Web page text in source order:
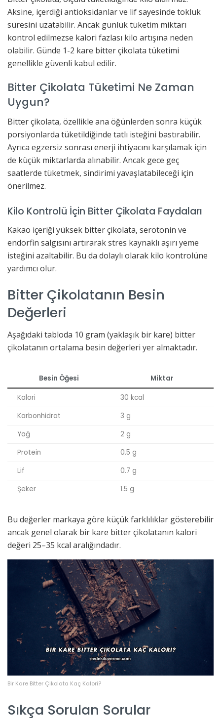
Aksine, içerdiği antioksidanlar ve lif sayesinde tokluk
süresini uzatabilir. Ancak günlük tüketim miktarı
kontrol edilmezse kalori fazlası kilo artışına neden
olabilir. Günde 1-2 kare bitter çikolata tüketimi
genellikle güvenli kabul edilir.
Bitter Çikolata Tüketimi Ne Zaman
Uygun?
Bitter çikolata, özellikle ana öğünlerden sonra küçük
porsiyonlarda tüketildiğinde tatlı isteğini bastırabilir.
Ayrıca egzersiz sonrası enerji ihtiyacını karşılamak için
de küçük miktarlarda alınabilir. Ancak gece geç
saatlerde tüketmek, sindirimi yavaşlatabileceği için
önerilmez.
Kilo Kontrolü İçin Bitter Çikolata Faydaları
Kakao içeriği yüksek bitter çikolata, serotonin ve
endorfin salgısını artırarak stres kaynaklı aşırı yeme
isteğini azaltabilir. Bu da dolaylı olarak kilo kontrolüne
yardımcı olur.
Bitter Çikolatanın Besin
Değerleri
Aşağıdaki tabloda 10 gram (yaklaşık bir kare) bitter
çikolatanın ortalama besin değerleri yer almaktadır.
Besin Öğesi Miktar
Kalori
30 kcal
Karbonhidrat
3 g
Yağ
2 g
Protein
0.5 g
Lif
0.7 g
Şeker
1.5 g
Bu değerler markaya göre küçük farklılıklar gösterebilir
ancak genel olarak bir kare bitter çikolatanın kalori
değeri 25–35 kcal aralığındadır.
Bir Kare Bitter Çikolata Kaç Kalori?
Sıkça Sorulan Sorular